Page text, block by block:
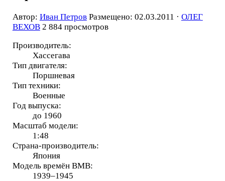
Автор: Иван Петров Размещено: 02.03.2011 · ОЛЕГ
ВЕХОВ 2 884 просмотров
Производитель:
Хассегава
Тип двигателя:
Поршневая
Тип техники:
Военные
Год выпуска:
до 1960
Масштаб модели:
1:48
Страна-производитель:
Япония
Модель времён ВМВ:
1939–1945